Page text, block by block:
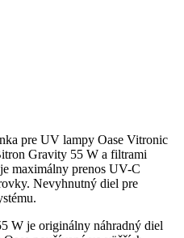
pre UV lampy Oase Vitronic
Gravity 55 W a filtrami
maximálny prenos UV-C
Nevyhnutný diel pre
W je originálny náhradný diel